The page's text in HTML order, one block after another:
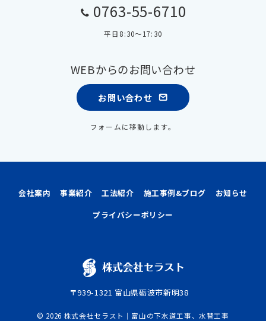
0763-55-6710
平日8:30〜17:30
WEBからのお問い合わせ
お問い合わせ
フォームに移動します。
会社案内 事業紹介 工法紹介 施工事例&ブログ
お知らせ
プライバシーポリシー
〒939-1321 富山県砺波市新明38
© 2026 株式会社セラスト｜富山の下水道工事、水替工事